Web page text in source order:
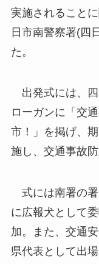
実施されること
日市南警察署(四
た。
出発式には、四
ローガンに「交
市！」を掲げ、
施し、交通事故
式には南署の署
に広報犬として
加。また、交通
県代表として出